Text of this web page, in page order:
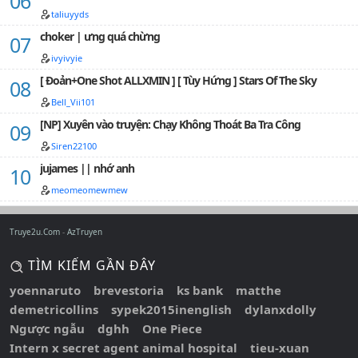
HUYẾT, KHUYẾN CÁO NGƯỜI ĐỌC CẦN CÂN NHẮC
TRƯỚC KHI XEM…
taliuyyds
choker | ưng quá chừng
ivyivyie
[ Đoản+One Shot ALLXMIN ] [ Tùy Hứng ] Stars Of The Sky
Bell_Vii101
[NP] Xuyên vào truyện: Chạy Không Thoát Ba Tra Công
Siren22100
jujames || nhớ anh
meomeomewmew
Truye2u.Com AzTruyen
TÌM KIẾM GẦN ĐÂY
yoennaruto brevestoria ks bank
matthe
demetricollins
sypek2015inenglish
dylanxdolly
Ngược ngẫu
dghh
One Piece
Intern x secret agent animal hospital
tieu-xuan